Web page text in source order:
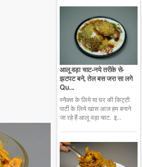
आलू वड़ा चाट-नये तरीके से-
झटपट बने, तेल बस जरा सा लगे
Qu...
स्नैक्स के लिये या घर की किट्टी
पार्टी के लिये खास आज हम बनाने
जा रहे हैं आलू वड़ा चाट. इ...